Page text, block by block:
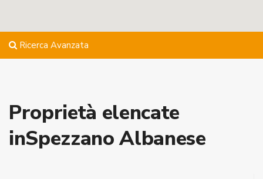
Ricerca Avanzata
Proprietà elencate
inSpezzano Albanese